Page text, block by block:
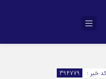
کد خبر : 394779